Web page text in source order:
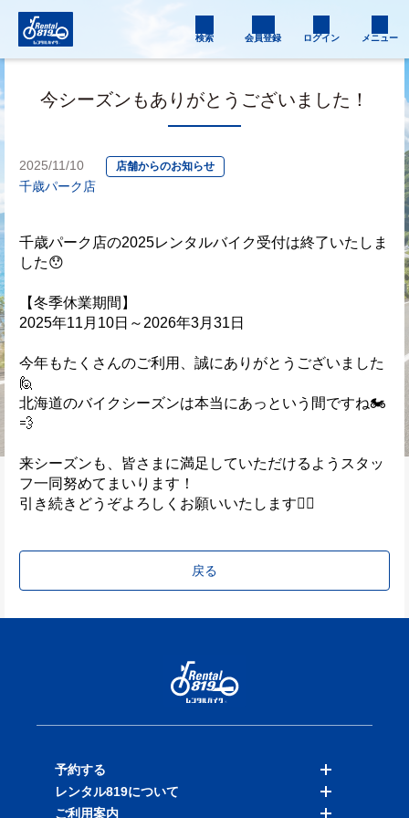
検索 会員登録 ログイン メニュー
今シーズンもありがとうございました！
2025/11/10 店舗からのお知らせ
千歳パーク店
千歳パーク店の2025レンタルバイク受付は終了いたしま
した😯
【冬季休業期間】
2025年11月10日～2026年3月31日
今年もたくさんのご利用、誠にありがとうございました
🙋
北海道のバイクシーズンは本当にあっという間ですね🏍️
💨
来シーズンも、皆さまに満足していただけるようスタッ
フ一同努めてまいります！
引き続きどうぞよろしくお願いいたします🙇‍♂️
戻る
予約する
バイクを探す
レンタル819について
ご利用案内